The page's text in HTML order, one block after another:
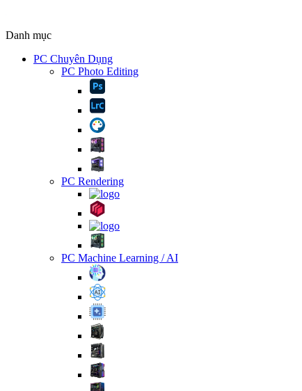
Danh mục
PC Chuyên Dụng
PC Photo Editing
PC Rendering
PC Machine Learning / AI